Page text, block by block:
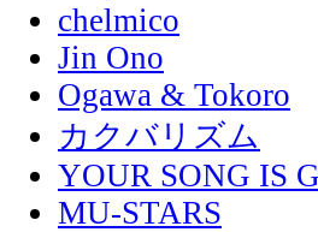
chelmico
Jin Ono
Ogawa & Tokoro
カクバリズム
YOUR SONG IS
MU-STARS